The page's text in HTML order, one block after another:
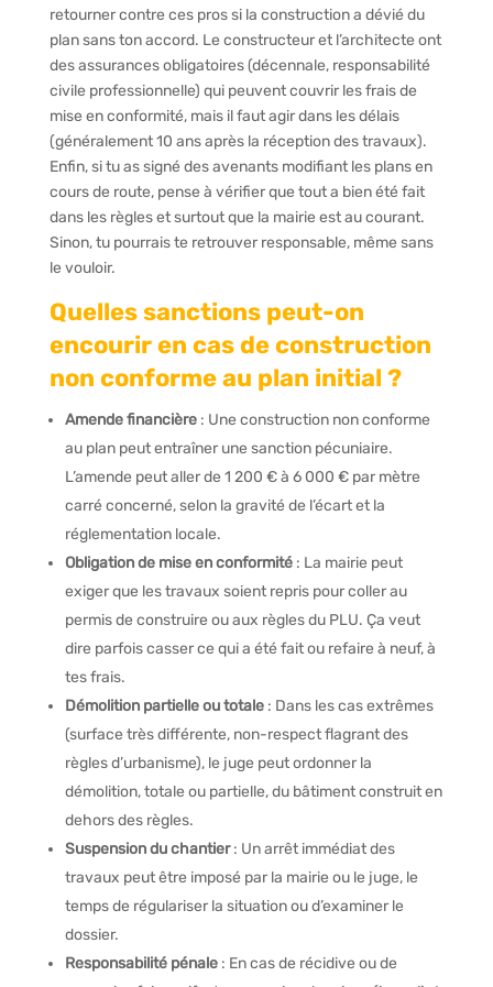
retourner contre ces pros si la construction a dévié du
plan sans ton accord. Le constructeur et l’architecte ont
des assurances obligatoires (décennale, responsabilité
civile professionnelle) qui peuvent couvrir les frais de
mise en conformité, mais il faut agir dans les délais
(généralement 10 ans après la réception des travaux).
Enfin, si tu as signé des avenants modifiant les plans en
cours de route, pense à vérifier que tout a bien été fait
dans les règles et surtout que la mairie est au courant.
Sinon, tu pourrais te retrouver responsable, même sans
le vouloir.
Quelles sanctions peut-on
encourir en cas de construction
non conforme au plan initial ?
Amende financière: Une construction non conforme
au plan peut entraîner une sanction pécuniaire.
L’amende peut aller de 1 200 € à 6 000 € par mètre
carré concerné, selon la gravité de l’écart et la
réglementation locale.
Obligation de mise en conformité: La mairie peut
exiger que les travaux soient repris pour coller au
permis de construire ou aux règles du PLU. Ça veut
dire parfois casser ce qui a été fait ou refaire à neuf, à
tes frais.
Démolition partielle ou totale: Dans les cas extrêmes
(surface très différente, non-respect flagrant des
règles d’urbanisme), le juge peut ordonner la
démolition, totale ou partielle, du bâtiment construit en
dehors des règles.
Suspension du chantier: Un arrêt immédiat des
travaux peut être imposé par la mairie ou le juge, le
temps de régulariser la situation ou d’examiner le
dossier.
Responsabilité pénale: En cas de récidive ou de